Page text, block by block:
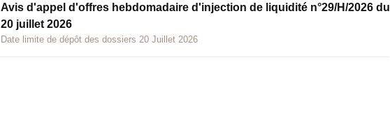
Avis d'appel d'offres hebdomadaire d'injection de liquidité n°29/H/2026 du
20 juillet 2026
Date limite de dépôt des dossiers 20 Juillet 2026